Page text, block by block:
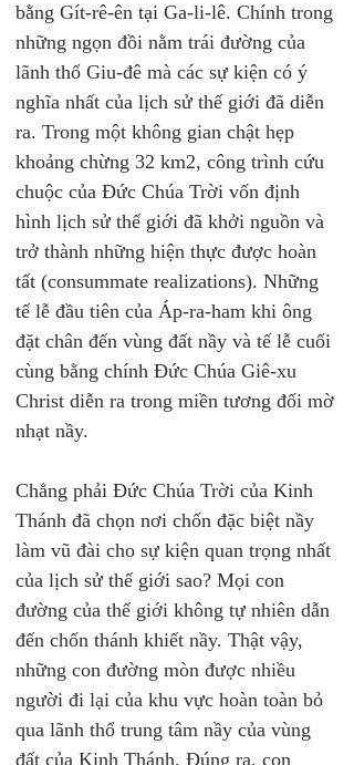
bằng Gít-rê-ên tại Ga-li-lê. Chính trong
những ngọn đồi nằm trái đường của
lãnh thổ Giu-đê mà các sự kiện có ý
nghĩa nhất của lịch sử thế giới đã diễn
ra. Trong một không gian chật hẹp
khoảng chừng 32 km2, công trình cứu
chuộc của Đức Chúa Trời vốn định
hình lịch sử thế giới đã khởi nguồn và
trở thành những hiện thực được hoàn
tất (consummate realizations). Những
tế lễ đầu tiên của Áp-ra-ham khi ông
đặt chân đến vùng đất nầy và tế lễ cuối
cùng bằng chính Đức Chúa Giê-xu
Christ diễn ra trong miền tương đối mờ
nhạt nầy.
Chẳng phải Đức Chúa Trời của Kinh
Thánh đã chọn nơi chốn đặc biệt nầy
làm vũ đài cho sự kiện quan trọng nhất
của lịch sử thế giới sao? Mọi con
đường của thế giới không tự nhiên dẫn
đến chốn thánh khiết nầy. Thật vậy,
những con đường mòn được nhiều
người đi lại của khu vực hoàn toàn bỏ
qua lãnh thổ trung tâm nầy của vùng
đất của Kinh Thánh. Đúng ra, con